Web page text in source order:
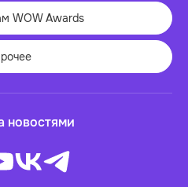
WOW Awards
новостями